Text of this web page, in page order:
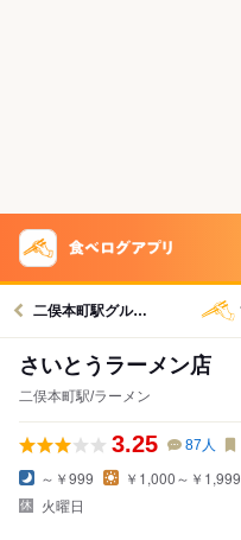
二俣本町駅グルメへ
さいとうラーメン店
二俣本町駅/ラーメン
3.25 87 人
～￥999
￥1,000～￥1,999
火曜日